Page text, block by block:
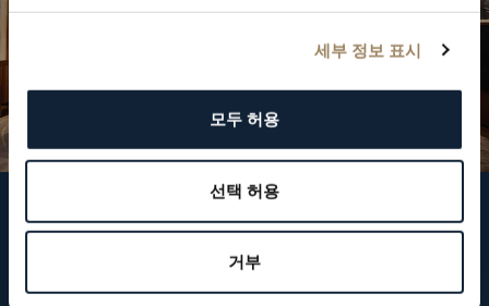
세부 정보 표시
모두 허용
선택 허용
거부
브레게 팔로우하기